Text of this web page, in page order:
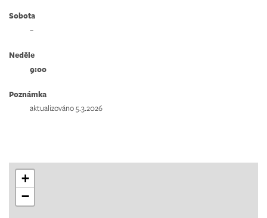
Sobota
–
Neděle
9:00
Poznámka
aktualizováno 5.3.2026
+
−